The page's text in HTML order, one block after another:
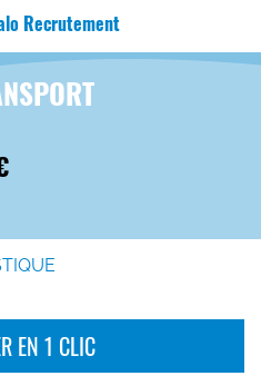
Recrutement
EN 1 CLIC